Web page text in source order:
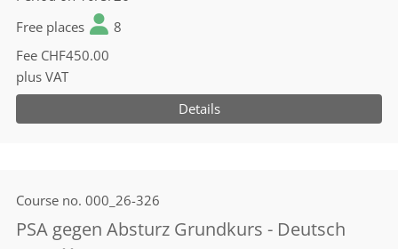
Free places
8
Fee CHF450.00
plus VAT
Details
Course no. 000_26-326
PSA gegen Absturz Grundkurs - Deutsch